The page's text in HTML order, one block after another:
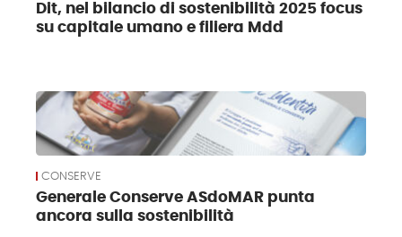
Dit, nel bilancio di sostenibilità 2025 focus
su capitale umano e filiera Mdd
CONSERVE
Generale Conserve ASdoMAR punta
ancora sulla sostenibilità